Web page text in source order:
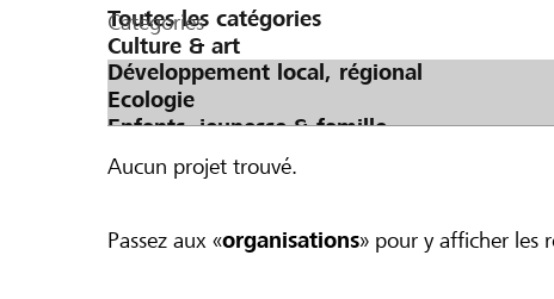
Catégories
Aucun projet trouvé.
Passez aux «organisations» pour y afficher les